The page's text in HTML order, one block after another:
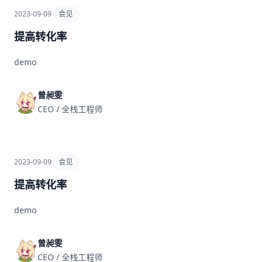
2023-09-09 会见
提高转化率
demo
曾昶雯
CEO / 全栈工程师
2023-09-09 会见
提高转化率
demo
曾昶雯
CEO / 全栈工程师